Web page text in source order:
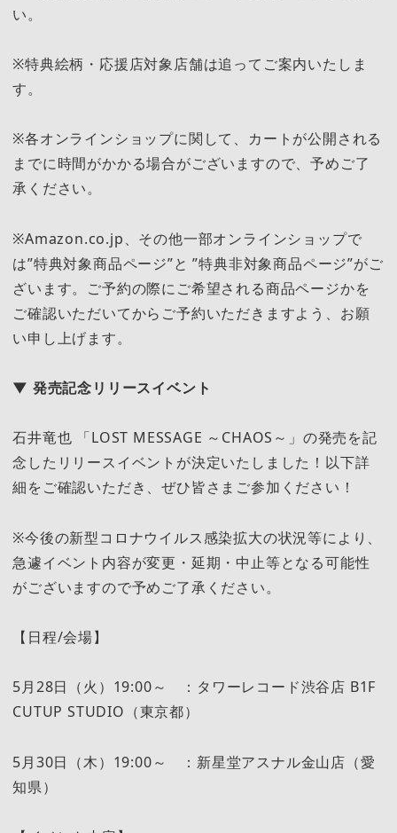
い。
※特典絵柄・応援店対象店舗は追ってご案内いたしま
す。
※各オンラインショップに関して、カートが公開される
までに時間がかかる場合がございますので、予めご了
承ください。
※Amazon.co.jp、その他一部オンラインショップで
は”特典対象商品ページ”と ”特典非対象商品ページ”がご
ざいます。ご予約の際にご希望される商品ページかを
ご確認いただいてからご予約いただきますよう、お願
い申し上げます。
▼ 発売記念リリースイベント
石井竜也 「LOST MESSAGE ～CHAOS～」の発売を記
念したリリースイベントが決定いたしました！以下詳
細をご確認いただき、ぜひ皆さまご参加ください！
※今後の新型コロナウイルス感染拡大の状況等により、
急遽イベント内容が変更・延期・中止等となる可能性
がございますので予めご了承ください。
【日程/会場】
5月28日（火）19:00～ ：タワーレコード渋谷店 B1F
CUTUP STUDIO（東京都）
5月30日（木）19:00～ ：新星堂アスナル金山店（愛
知県）